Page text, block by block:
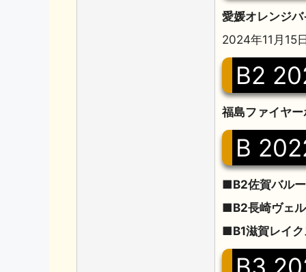
愛媛オレンジ
2024年11月15
B2
福島ファイヤ
B
■B2佐賀バル
■B2長崎ヴェ
■B1滋賀レイ